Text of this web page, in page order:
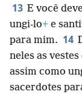
13 E você
ungi-lo+ e
para mim. 14
neles as
assim como
sacerdotes